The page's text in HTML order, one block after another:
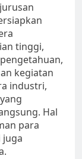
tinggi,
kegiatan
industri,
Hal
para
juga